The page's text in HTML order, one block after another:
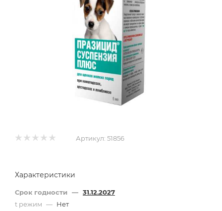
Артикул: 51856
Характеристики
Срок годности — 31.12.2027
t режим — Нет